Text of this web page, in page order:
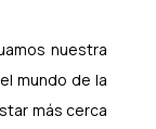
nuestra
mundo de la
más cerca